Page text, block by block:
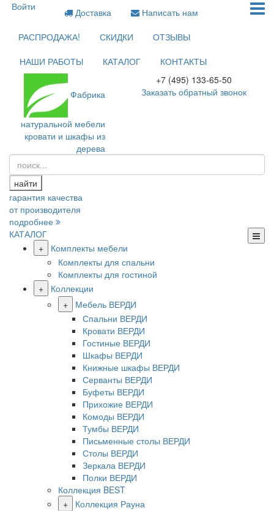
Войти Доставка
Написать нам
РАСПРОДАЖА!
СКИДКИ
ОТЗЫВЫ
НАШИ РАБОТЫ
КАТАЛОГ КОНТАКТЫ
Фабрика
натуральной мебели
кровати и шкафы из
дерева
+7 (495) 133-65-50
Заказать обратный звонок
найти
гарантия качества
от производителя
подробнее
КАТАЛОГ
+
Комплекты мебели
Комплекты для спальни
Комплекты для гостиной
+
Коллекции
+
Мебель ВЕРДИ
Спальни ВЕРДИ
Кровати ВЕРДИ
Гостиные ВЕРДИ
Шкафы ВЕРДИ
Книжные шкафы ВЕРДИ
Серванты ВЕРДИ
Буфеты ВЕРДИ
Прихожие ВЕРДИ
Комоды ВЕРДИ
Тумбы ВЕРДИ
Письменные столы ВЕРДИ
Столы ВЕРДИ
Зеркала ВЕРДИ
Полки ВЕРДИ
Коллекция BEST
+
Коллекция Рауна